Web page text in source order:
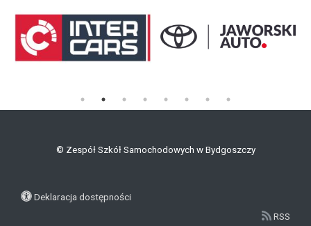
© Zespół Szkół Samochodowych w Bydgoszczy
Deklaracja dostępności
RSS